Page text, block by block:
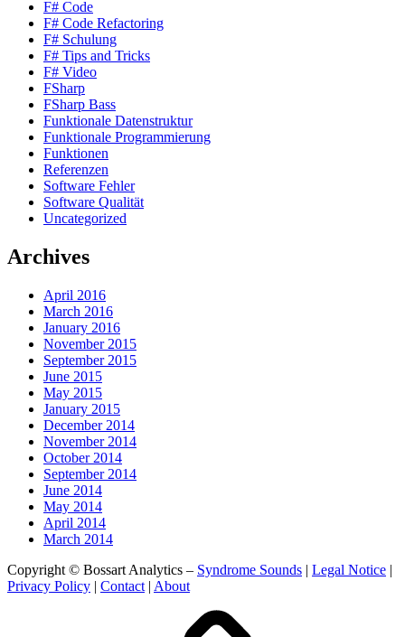
F# Code
F# Code Refactoring
F# Schulung
F# Tips and Tricks
F# Video
FSharp
FSharp Bass
Funktionale Datenstruktur
Funktionale Programmierung
Funktionen
Referenzen
Software Fehler
Software Qualität
Uncategorized
Archives
April 2016
March 2016
January 2016
November 2015
September 2015
June 2015
May 2015
January 2015
December 2014
November 2014
October 2014
September 2014
June 2014
May 2014
April 2014
March 2014
Copyright © Bossart Analytics – Syndrome Sounds | Legal Notice |
Privacy Policy | Contact | About